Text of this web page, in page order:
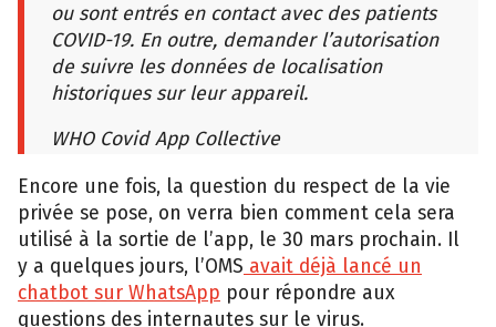
ou sont entrés en contact avec des patients
COVID-19. En outre, demander l’autorisation
de suivre les données de localisation
historiques sur leur appareil.
WHO Covid App Collective
Encore une fois, la question du respect de la vie
privée se pose, on verra bien comment cela sera
utilisé à la sortie de l’app, le 30 mars prochain. Il
y a quelques jours, l’OMS avait déjà lancé un
chatbot sur WhatsApp pour répondre aux
questions des internautes sur le virus.